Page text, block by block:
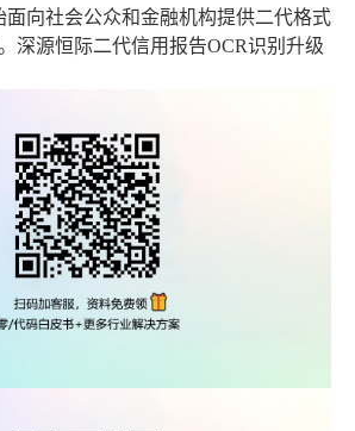
面向社会公众和金融机构提供二代格式
深源恒际二代信用报告OCR识别升级